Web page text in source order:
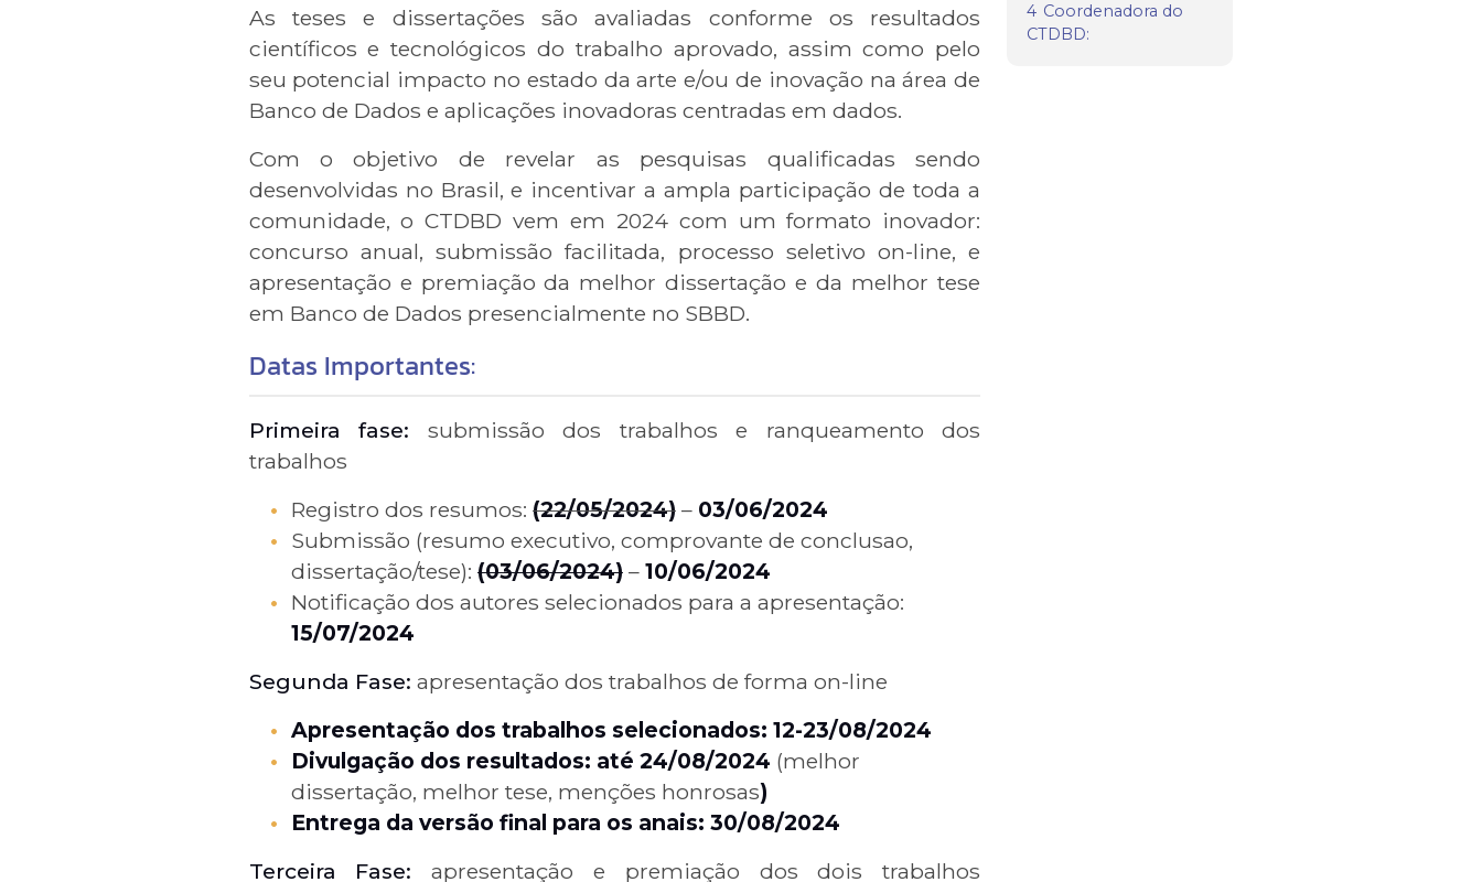
As teses e dissertações são avaliadas conforme os resultados
científicos e tecnológicos do trabalho aprovado, assim como pelo
seu potencial impacto no estado da arte e/ou de inovação na área de
Banco de Dados e aplicações inovadoras centradas em dados.
Com o objetivo de revelar as pesquisas qualificadas sendo
desenvolvidas no Brasil, e incentivar a ampla participação de toda a
comunidade, o CTDBD vem em 2024 com um formato inovador:
concurso anual, submissão facilitada, processo seletivo on-line, e
apresentação e premiação da melhor dissertação e da melhor tese
em Banco de Dados presencialmente no SBBD.
Datas Importantes:
Primeira fase: submissão dos trabalhos e ranqueamento dos
trabalhos
Registro dos resumos: (22/05/2024)– 03/06/2024
Submissão (resumo executivo, comprovante de conclusao,
dissertação/tese): (03/06/2024)– 10/06/2024
Notificação dos autores selecionados para a apresentação:
15/07/2024
Segunda Fase: apresentação dos trabalhos de forma on-line
Apresentação dos trabalhos selecionados: 12-23/08/2024
Divulgação dos resultados: até 24/08/2024 (melhor
dissertação, melhor tese, menções honrosas)
Entrega da versão final para os anais: 30/08/2024
Terceira Fase:apresentação e premiação dos dois trabalhos
4 Coordenadora do
CTDBD: